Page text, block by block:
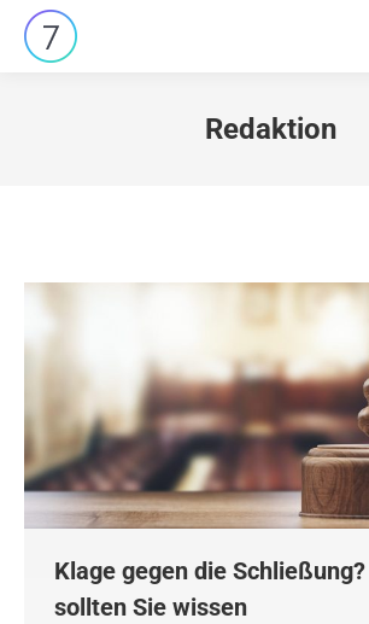
Redaktion
Klage gegen die
sollten Sie wissen